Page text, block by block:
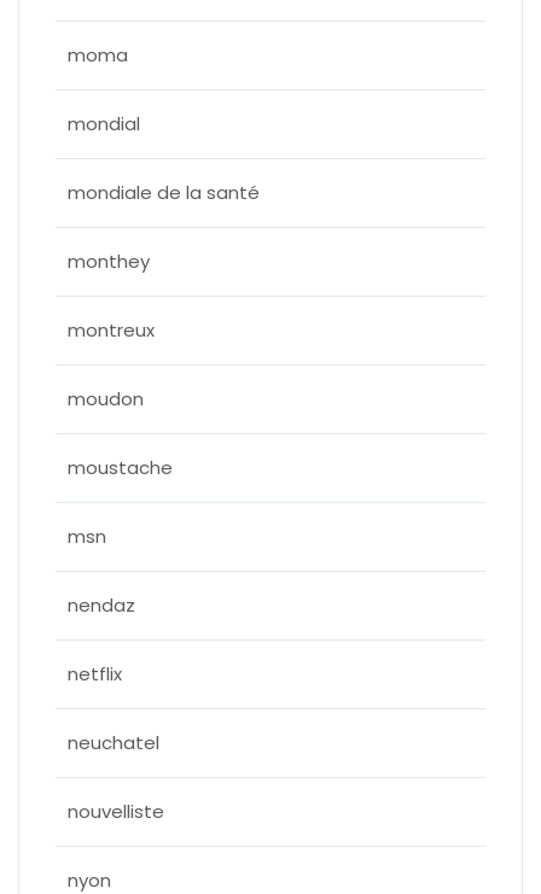
moma
mondial
mondiale de la santé
monthey
montreux
moudon
moustache
msn
nendaz
netflix
neuchatel
nouvelliste
nyon